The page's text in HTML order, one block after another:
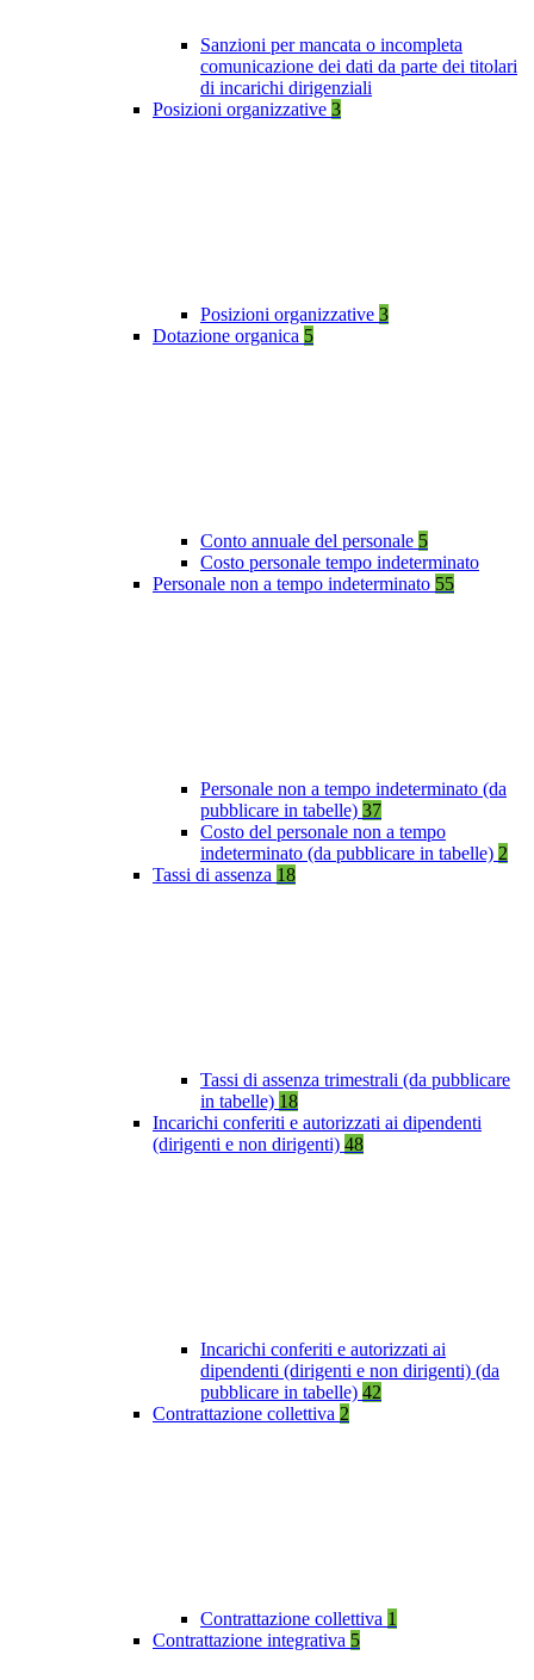
Sanzioni per mancata o incompleta
comunicazione dei dati da parte dei titolari
di incarichi dirigenziali
Posizioni organizzative 3
Posizioni organizzative 3
Dotazione organica 5
Conto annuale del personale 5
Costo personale tempo indeterminato
Personale non a tempo indeterminato 55
Personale non a tempo indeterminato (da
pubblicare in tabelle) 37
Costo del personale non a tempo
indeterminato (da pubblicare in tabelle) 2
Tassi di assenza 18
Tassi di assenza trimestrali (da pubblicare
in tabelle) 18
Incarichi conferiti e autorizzati ai dipendenti
(dirigenti e non dirigenti) 48
Incarichi conferiti e autorizzati ai
dipendenti (dirigenti e non dirigenti) (da
pubblicare in tabelle) 42
Contrattazione collettiva 2
Contrattazione collettiva 1
Contrattazione integrativa 5